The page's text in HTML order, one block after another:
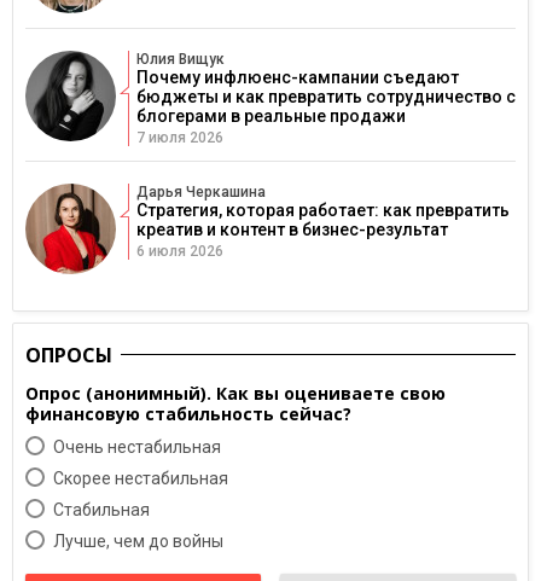
Юлия Вищук
Почему инфлюенс-кампании съедают
бюджеты и как превратить сотрудничество с
блогерами в реальные продажи
7 июля 2026
Дарья Черкашина
Стратегия, которая работает: как превратить
креатив и контент в бизнес-результат
6 июля 2026
ОПРОСЫ
Опрос (анонимный). Как вы оцениваете свою
финансовую стабильность сейчас?
Очень нестабильная
Скорее нестабильная
Cтабильная
Лучше, чем до войны